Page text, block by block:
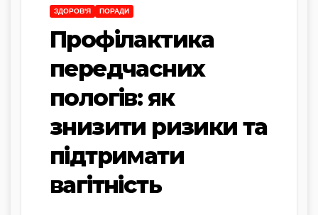
ЗДОРОВ'Я ПОРАДИ
Профілактика
передчасних
пологів: як
знизити ризики та
підтримати
вагітність